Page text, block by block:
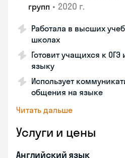
групп • 2020 г.
Работала в высших
школах
Готовит учащихся к
языку
Использует
общения на языке
Читать дальше
Услуги и цены
Английский язык